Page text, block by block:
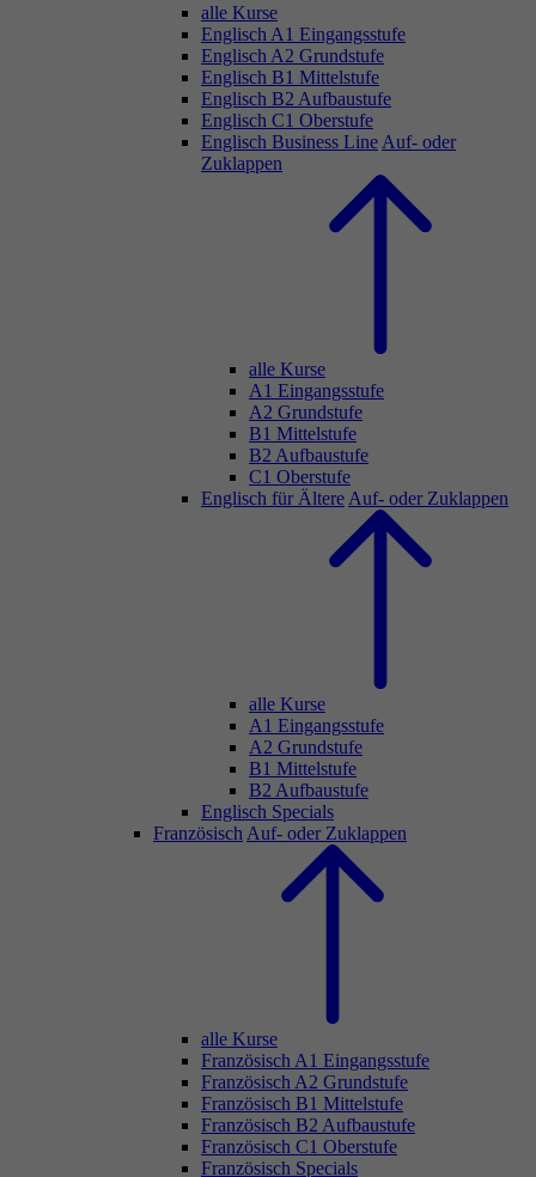
alle Kurse
Englisch A1 Eingangsstufe
Englisch A2 Grundstufe
Englisch B1 Mittelstufe
Englisch B2 Aufbaustufe
Englisch C1 Oberstufe
Englisch Business Line Auf- oder
Zuklappen
alle Kurse
A1 Eingangsstufe
A2 Grundstufe
B1 Mittelstufe
B2 Aufbaustufe
C1 Oberstufe
Englisch für Ältere Auf- oder Zuklappen
alle Kurse
A1 Eingangsstufe
A2 Grundstufe
B1 Mittelstufe
B2 Aufbaustufe
Englisch Specials
Französisch Auf- oder Zuklappen
alle Kurse
Französisch A1 Eingangsstufe
Französisch A2 Grundstufe
Französisch B1 Mittelstufe
Französisch B2 Aufbaustufe
Französisch C1 Oberstufe
Französisch Specials